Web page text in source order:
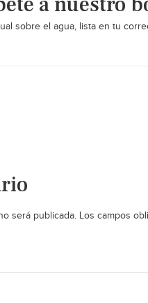
sobre el agua, lista en tu
será publicada. Los campos